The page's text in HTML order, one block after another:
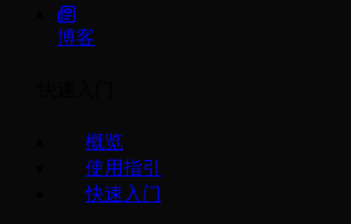
博客
概览
使用指引
快速入门